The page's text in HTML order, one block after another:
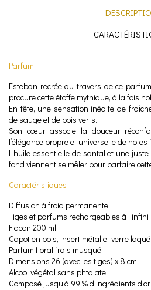
Parfum
Esteban recrée au travers de ce
procure cette étoffe mythique, à la fois
En tête, une sensation inédite de
de sauge et de bois verts.
Son cœur associe la douceur
l’élégance propre et universelle de notes
L’huile essentielle de santal et une
fond viennent se mêler pour parfaire
Caractéristiques
Diffusion à froid permanente
Tiges et parfums rechargeables à l'infini
Flacon 200 ml
Capot en bois, insert métal et verre laqué
Parfum floral frais musqué
Dimensions 26 (avec les tiges) x 8 cm
Alcool végétal sans phtalate
Composé jusqu'à 99 % d'ingrédients